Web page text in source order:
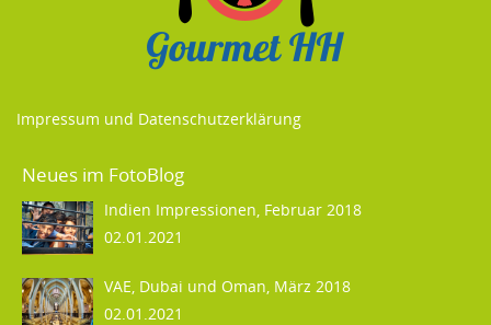
Impressum und Datenschutzerklärung
Neues im FotoBlog
Indien Impressionen, Februar 2018
02.01.2021
VAE, Dubai und Oman, März 2018
02.01.2021